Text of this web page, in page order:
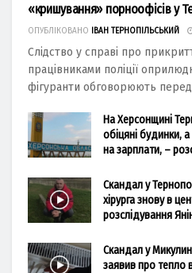
«кришування» порноофісів у
ОПУБЛІКОВАНО ІВАН ТЕРНОПІЛЬСЬКИЙ
Слідство у справі про
працівниками поліції
фігуранти обговорюють
На Херсонщині
обіцяні будинки,
на зарплати, –
Скандал у
хірурга знову в
розслідування
Скандал у
заявив про тепло